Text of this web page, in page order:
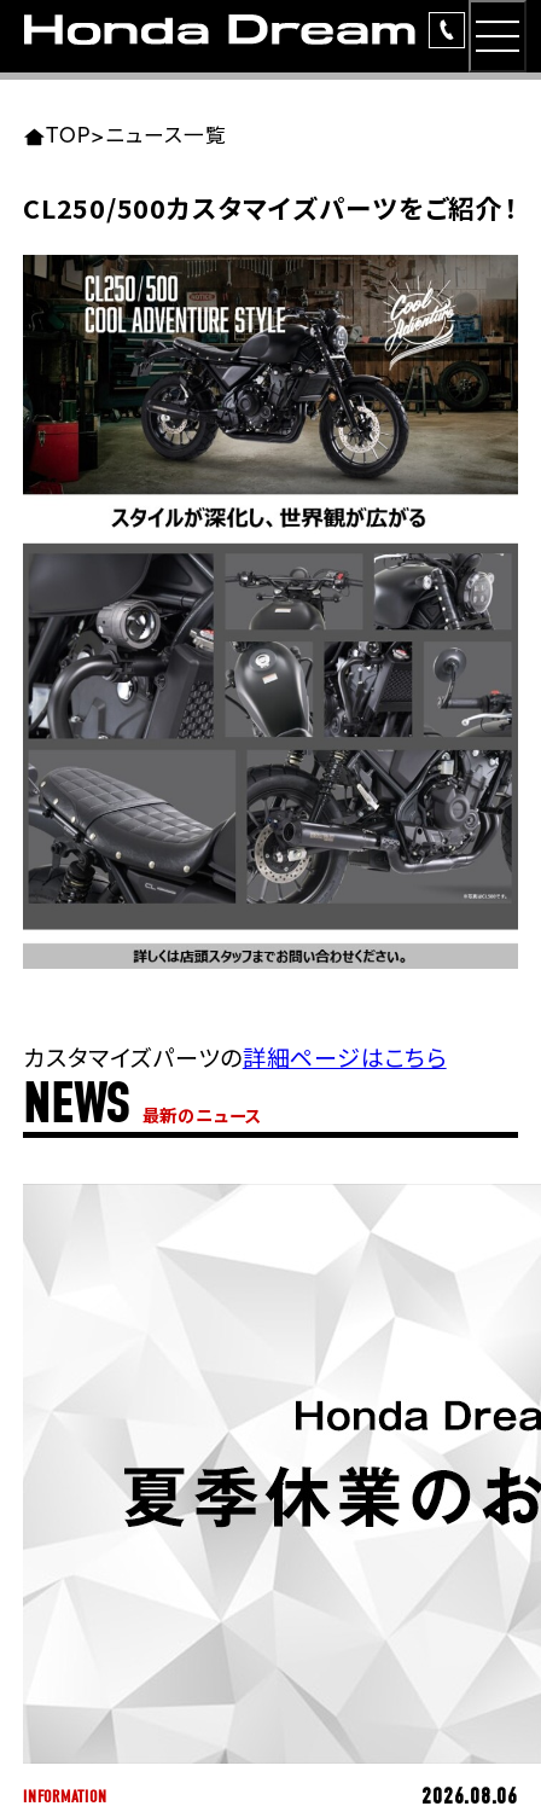
安心のサービス
レンタルバイク
洋用品
イベント
法人向けサービス
お問い合わせ
TOP>ニュース一覧
CL250/500カスタマイズパーツをご紹介！
カスタマイズパーツの詳細ページはこちら
NEWS 最新のニュース
INFORMATION 2026.08.06
東北エリア 店舗一覧
岩手県
ホンダドリーム 盛岡
宮城県
ホンダドリーム 仙台泉
ホンダドリーム 宮城岩沼
福島県
ホンダドリーム 郡山
関東エリア 店舗一覧
東京都
ホンダドリーム 世田谷
ホンダドリーム 西東京
ホンダドリーム 練馬
ホンダドリーム 板橋
ホンダドリーム 葛飾
ホンダドリーム 大田
ホンダドリーム 立川
神奈川県
ホンダドリーム 磯子
ホンダドリーム 横浜都筑
ホンダドリーム 横浜旭
ホンダドリーム 横浜緑
ホンダドリーム 船橋
埼玉県
ホンダドリーム ふかや花園
ホンダドリーム 鴻巣
ホンダドリーム 所沢
ホンダドリーム 大宮
中部エリア 店舗一覧
愛知県
ホンダドリーム 名古屋中央
ホンダドリーム 名古屋南
ホンダドリーム 小牧
ホンダドリーム 名古屋東
ホンダドリーム 一宮
ホンダドリーム 豊橋
ホンダドリーム 名古屋上小田井
岐阜県
ホンダドリーム 岐阜
近畿エリア 店舗一覧
大阪府
ホンダドリーム 堺
ホンダドリーム 箕面
ホンダドリーム 藤井寺
ホンダドリーム 東淀川
ホンダドリーム 豊中
京都府
ホンダドリーム 京都伏見
ホンダドリーム 京都右京
ホンダドリーム 京都北山
兵庫県
ホンダドリーム 尼崎
ホンダドリーム 姫路
ホンダドリーム 西宮甲子園
中国・四国エリア 店舗一覧
岡山県
ホンダドリーム 岡山
広島県
ホンダドリーム 広島
ホンダドリーム 福山
徳島県
ホンダドリーム 徳島
ホンダドリーム 高松
高知県
ホンダドリーム 高知
九州エリア 店舗一覧
福岡県
ホンダドリーム 博多
ホンダドリーム 福岡東
ホンダドリーム 久留米
ホンダドリーム 福岡春日
ホンダドリーム 福岡西
熊本県
ホンダドリーム 熊本